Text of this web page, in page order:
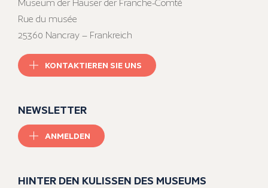
Museum der Häuser der Franche-Comté
Rue du musée
25360 Nancray – Frankreich
KONTAKTIEREN SIE UNS
NEWSLETTER
ANMELDEN
HINTER DEN KULISSEN DES MUSEUMS